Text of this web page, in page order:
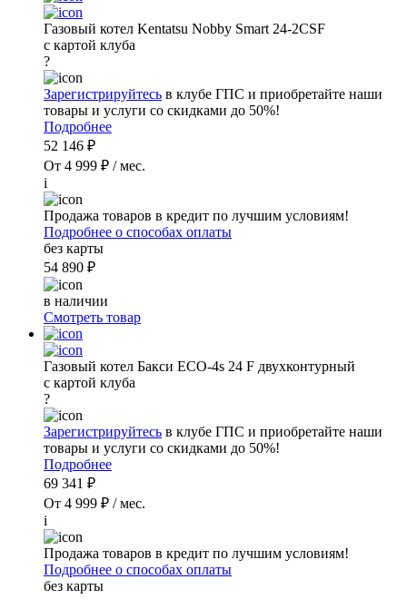
Газовый котел Kentatsu Nobby Smart 24-2CSF
с картой клуба
?
Зарегистрируйтесь в клубе ГПС и приобретайте наши
товары и услуги со скидками до 50%!
Подробнее
52 146 ₽
От 4 999 ₽ / мес.
i
Продажа товаров в кредит по лучшим условиям!
Подробнее о способах оплаты
без карты
54 890 ₽
в наличии
Смотреть товар
Газовый котел Бакси ECO-4s 24 F двухконтурный
с картой клуба
?
Зарегистрируйтесь в клубе ГПС и приобретайте наши
товары и услуги со скидками до 50%!
Подробнее
69 341 ₽
От 4 999 ₽ / мес.
i
Продажа товаров в кредит по лучшим условиям!
Подробнее о способах оплаты
без карты